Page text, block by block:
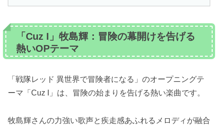
「Cuz I」牧島輝：冒険の幕開けを告げる
熱いOPテーマ
「戦隊レッド 異世界で冒険者になる」のオープニングテ
ーマ「Cuz I」は、冒険の始まりを告げる熱い楽曲です。
牧島輝さんの力強い歌声と疾走感あふれるメロディが融合